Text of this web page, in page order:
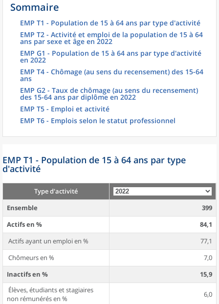
Sommaire
EMP T1 - Population de 15 à 64 ans par type d'activité
EMP T2 - Activité et emploi de la population de 15 à 64
ans par sexe et âge en 2022
EMP G1 - Population de 15 à 64 ans par type d'activité
en 2022
EMP T4 - Chômage (au sens du recensement) des 15-64
ans
EMP G2 - Taux de chômage (au sens du recensement)
des 15-64 ans par diplôme en 2022
EMP T5 - Emploi et activité
EMP T6 - Emplois selon le statut professionnel
EMP T1 - Population de 15 à 64 ans par type
d'activité
Type d'activité
Ensemble
399
Actifs en %
84,1
Actifs ayant un emploi en %
77,1
Chômeurs en %
7,0
Inactifs en %
15,9
Élèves, étudiants et stagiaires
non rémunérés en %
6,0